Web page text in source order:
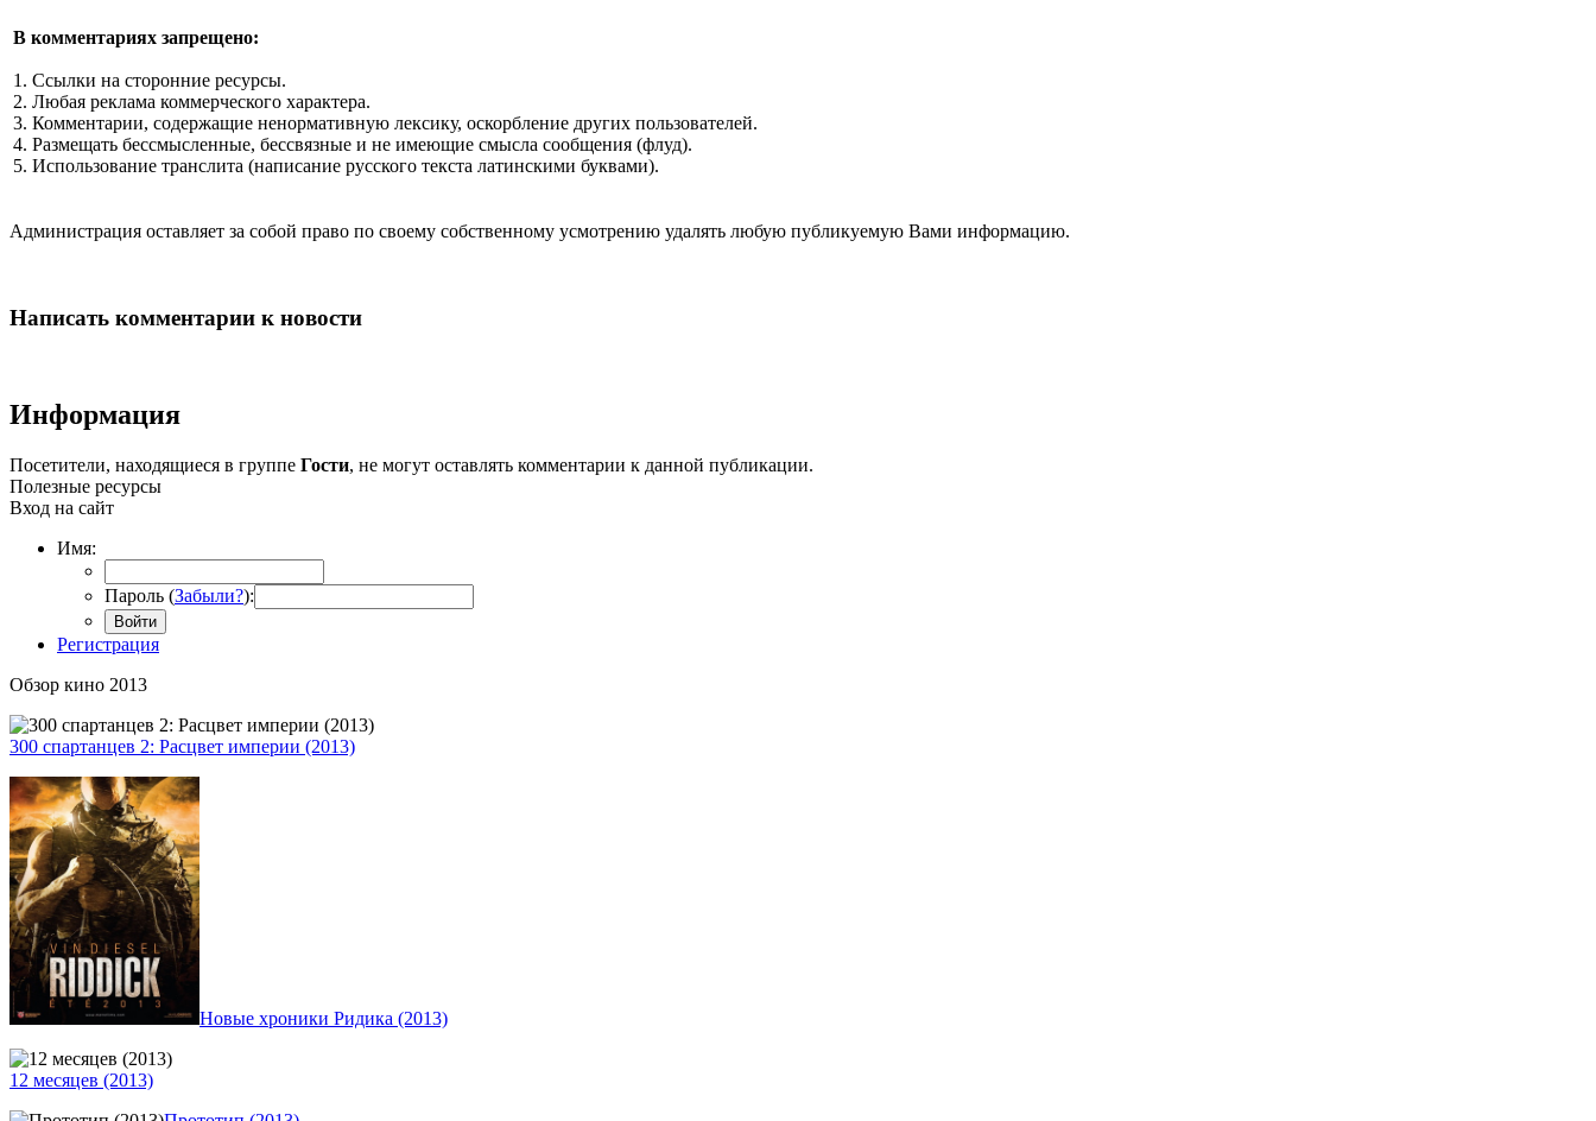
В комментариях запрещено:
1. Ссылки на сторонние ресурсы.
2. Любая реклама коммерческого характера.
3. Комментарии, содержащие ненормативную лексику, оскорбление других пользователей.
4. Размещать бессмысленные, бессвязные и не имеющие смысла сообщения (флуд).
5. Использование транслита (написание русского текста латинскими буквами).
Администрация оставляет за собой право по своему собственному усмотрению удалять любую публикуемую Вами информацию.
Написать комментарии к новости
Информация
Посетители, находящиеся в группе Гости, не могут оставлять комментарии к данной публикации.
Полезные ресурсы
Вход на сайт
Имя:
Пароль (Забыли?):
Войти
Регистрация
Обзор кино 2013
300 спартанцев 2: Расцвет империи (2013)
Новые хроники Ридика (2013)
12 месяцев (2013)